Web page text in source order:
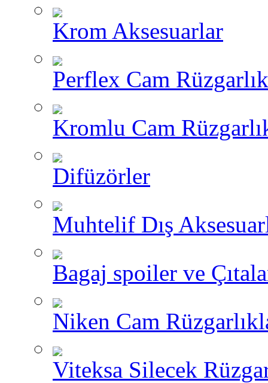
Krom Aksesuarlar
Perflex Cam
Kromlu Cam
Difüzörler
Muhtelif Dış
Bagaj spoiler ve
Niken Cam
Viteksa Silecek